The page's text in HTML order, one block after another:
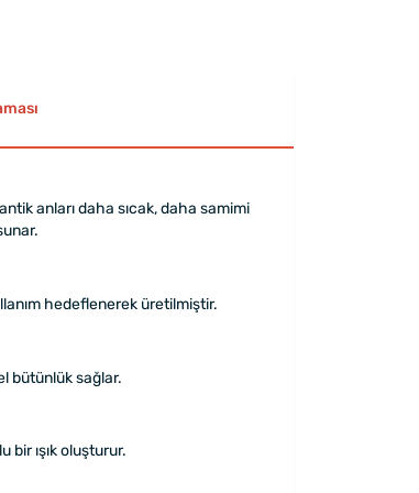
anları daha sıcak, daha samimi
hedeflenerek üretilmiştir.
bütünlük sağlar.
ışık oluşturur.